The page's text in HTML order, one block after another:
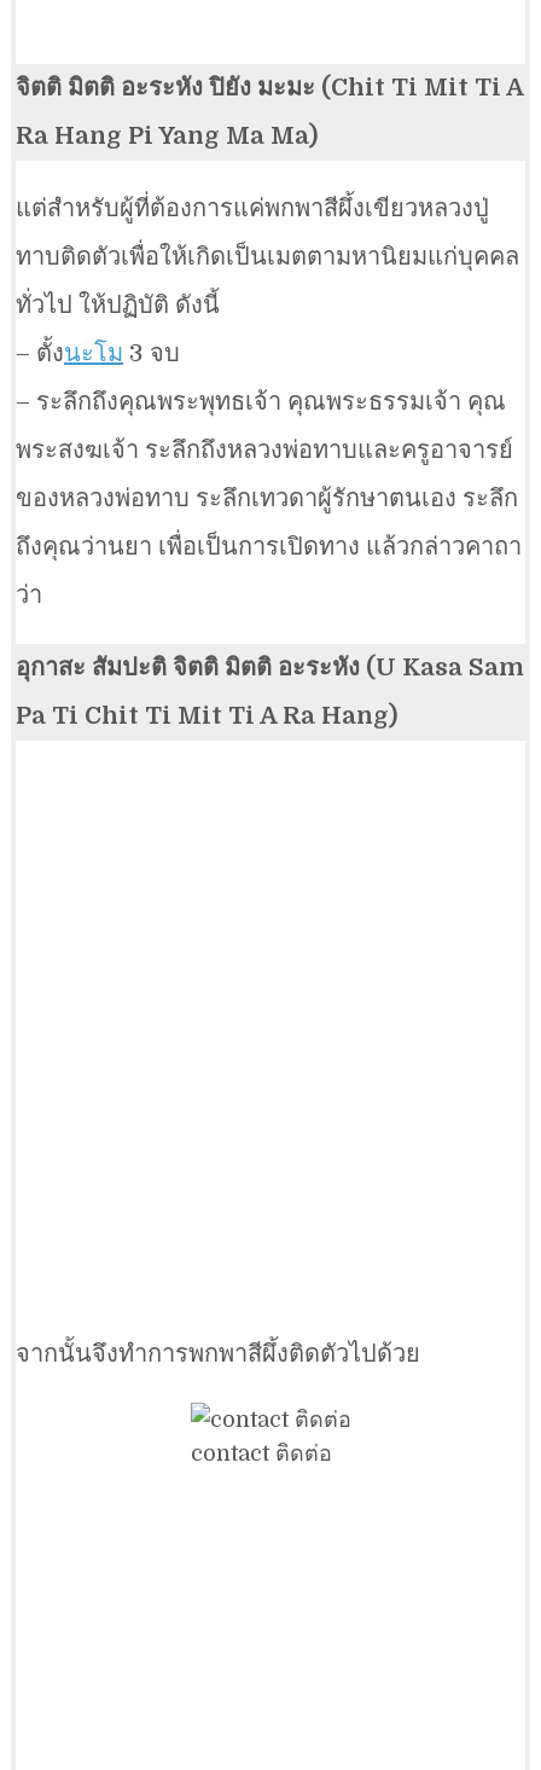
จิตติ มิตติ อะระหัง ปิยัง มะมะ (Chit Ti Mit Ti A
Ra Hang Pi Yang Ma Ma)
แต่สำหรับผู้ที่ต้องการแค่พกพาสีผึ้งเขียวหลวงปู่
ทาบติดตัวเพื่อให้เกิดเป็นเมตตามหานิยมแก่บุคคล
ทั่วไป ให้ปฏิบัติ ดังนี้
– ตั้งนะโม 3 จบ
– ระลึกถึงคุณพระพุทธเจ้า คุณพระธรรมเจ้า คุณ
พระสงฆเจ้า ระลึกถึงหลวงพ่อทาบและครูอาจารย์
ของหลวงพ่อทาบ ระลึกเทวดาผู้รักษาตนเอง ระลึก
ถึงคุณว่านยา เพื่อเป็นการเปิดทาง แล้วกล่าวคาถา
ว่า
อุกาสะ สัมปะติ จิตติ มิตติ อะระหัง (U Kasa Sam
Pa Ti Chit Ti Mit Ti A Ra Hang)
จากนั้นจึงทำการพกพาสีผึ้งติดตัวไปด้วย
contact ติดต่อ